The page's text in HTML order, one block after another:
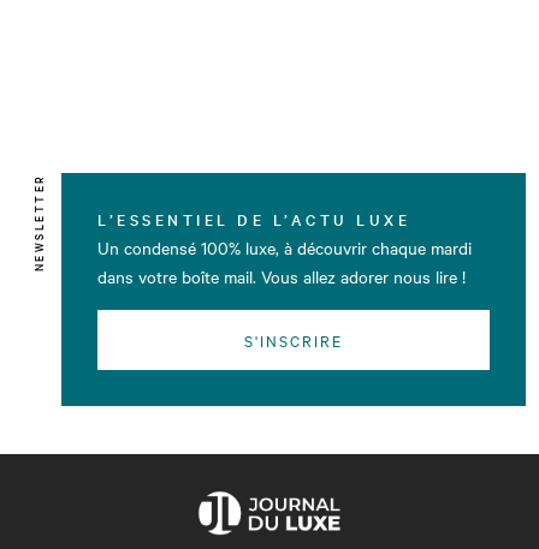
NEWSLETTER L’ESSENTIEL DE L’ACTU LUXE
Un condensé 100% luxe, à découvrir chaque mardi
dans votre boîte mail. Vous allez adorer nous lire !
S'INSCRIRE